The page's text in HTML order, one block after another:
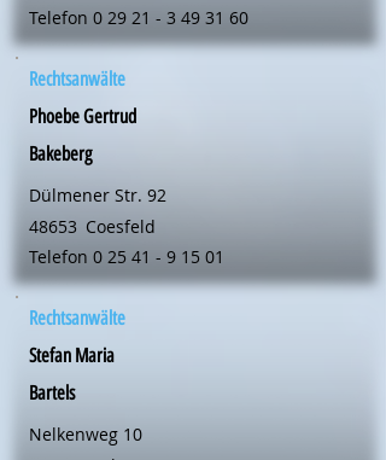
Telefon 0 29 21 - 3 49 31 60
Rechtsanwälte
Phoebe Gertrud
Bakeberg
Dülmener Str. 92
48653 Coesfeld
Telefon 0 25 41 - 9 15 01
Rechtsanwälte
Stefan Maria
Bartels
Nelkenweg 10